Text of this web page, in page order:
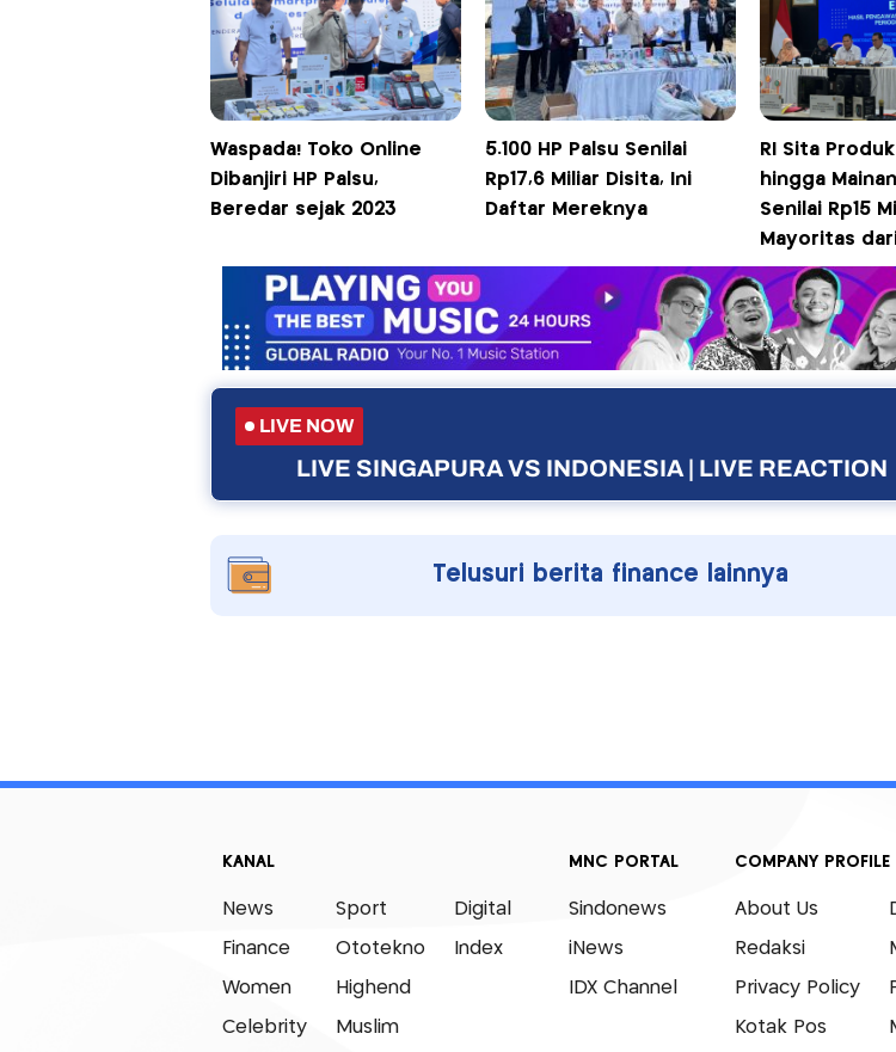
Waspada! Toko Online
Dibanjiri HP Palsu,
Beredar sejak 2023
5.100 HP Palsu Senilai
Rp17,6 Miliar Disita, Ini
Daftar Mereknya
RI Sita
hingga
Senilai Rp15
Mayoritas
LIVE NOW
LIVE SINGAPURA VS INDONESIA | LIVE REACTION
Telusuri berita finance lainnya
KANAL
News
Finance
Women
Celebrity
Sport
Ototekno
Highend
Muslim
Digital
Index
MNC PORTAL
Sindonews
iNews
IDX Channel
COMPANY PROFILE
About Us
Redaksi
Privacy Policy
Kotak Pos